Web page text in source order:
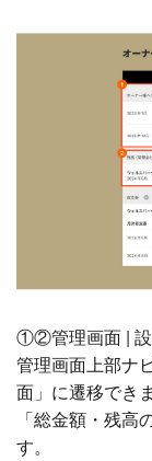
①②管理画面 |
管理画面上部ナ
面」に遷移できま
「総金額・残高
す。